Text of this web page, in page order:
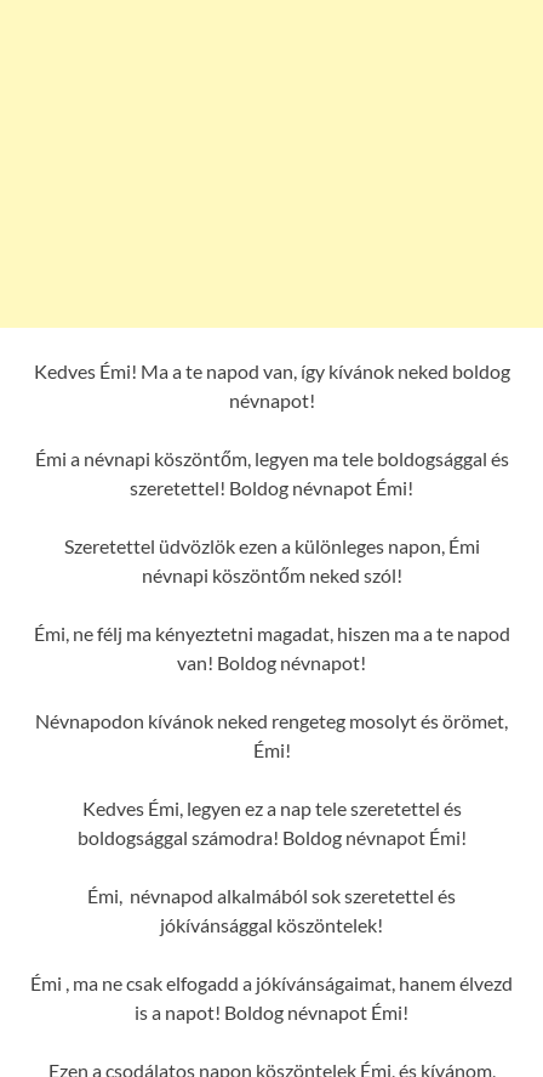
Kedves Émi! Ma a te napod van, így kívánok neked boldog
névnapot!
Émi a névnapi köszöntőm, legyen ma tele boldogsággal és
szeretettel! Boldog névnapot Émi!
Szeretettel üdvözlök ezen a különleges napon, Émi
névnapi köszöntőm neked szól!
Émi, ne félj ma kényeztetni magadat, hiszen ma a te napod
van! Boldog névnapot!
Névnapodon kívánok neked rengeteg mosolyt és örömet,
Émi!
Kedves Émi, legyen ez a nap tele szeretettel és
boldogsággal számodra! Boldog névnapot Émi!
Émi, névnapod alkalmából sok szeretettel és
jókívánsággal köszöntelek!
Émi , ma ne csak elfogadd a jókívánságaimat, hanem élvezd
is a napot! Boldog névnapot Émi!
Ezen a csodálatos napon köszöntelek Émi, és kívánom,